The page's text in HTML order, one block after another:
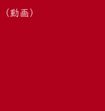
動画）